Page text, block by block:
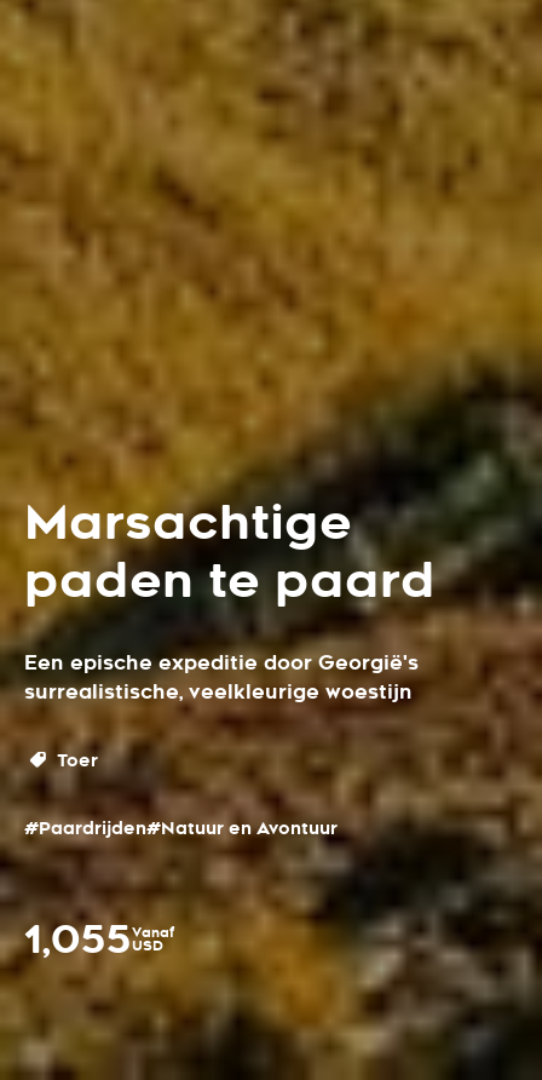
Marsachtige
paden te paard
Een epische expeditie door Georgië's
surrealistische, veelkleurige woestijn
Toer
#Paardrijden#Natuur en Avontuur
1,055Vanaf
USD